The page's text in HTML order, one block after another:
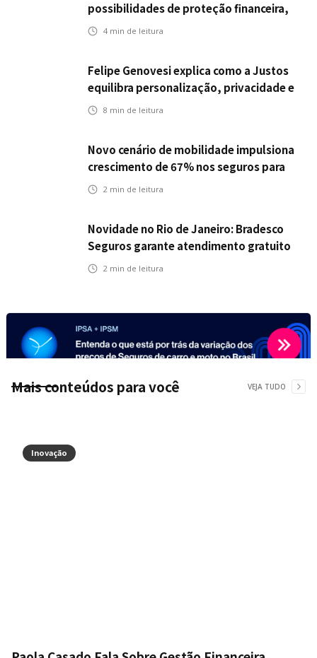
possibilidades de proteção financeira,
Icatu Seguros eleva capital segurado
4 min de leitura
Felipe Genovesi explica como a Justos
equilibra personalização, privacidade e
tecnologia
8 min de leitura
Novo cenário de mobilidade impulsiona
crescimento de 67% nos seguros para
veículos elétricos da Bradesco Seguros
2 min de leitura
Novidade no Rio de Janeiro: Bradesco
Seguros garante atendimento gratuito
na Ponte Rio-Niterói
2 min de leitura
Mais conteúdos para você VEJA TUDO
Inovação